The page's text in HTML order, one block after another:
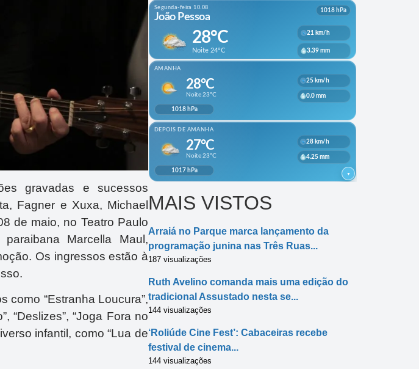
gravadas e sucessos
Fagner e Xuxa, Michael
de maio, no Teatro Paulo
Marcella Maul,
Os ingressos estão à
como “Estranha Loucura”,
“Deslizes”, “Joga Fora no
infantil, como “Lua de
MAIS VISTOS
Arraiá no Parque marca lançamento da
programação junina nas Três Ruas...
187 visualizações
Ruth Avelino comanda mais uma edição do
tradicional Assustado nesta se...
144 visualizações
‘Roliúde Cine Fest’: Cabaceiras recebe
festival de cinema...
144 visualizações